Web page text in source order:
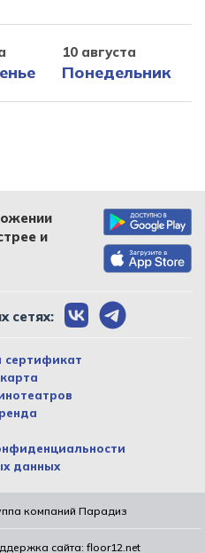
10 августа
Понедельник
и
сетях:
данных
компаний Парадиз
сайта: floor12.net